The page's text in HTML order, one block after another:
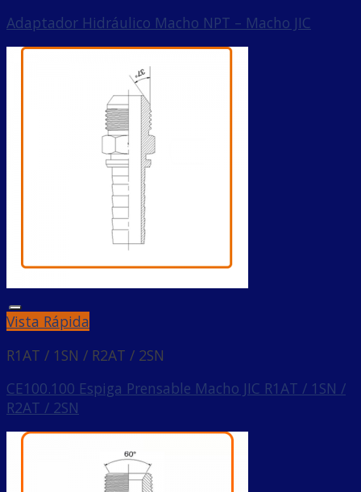
Adaptador Hidráulico Macho NPT – Macho JIC
Vista Rápida
R1AT / 1SN / R2AT / 2SN
CE100.100 Espiga Prensable Macho JIC R1AT / 1SN /
R2AT / 2SN